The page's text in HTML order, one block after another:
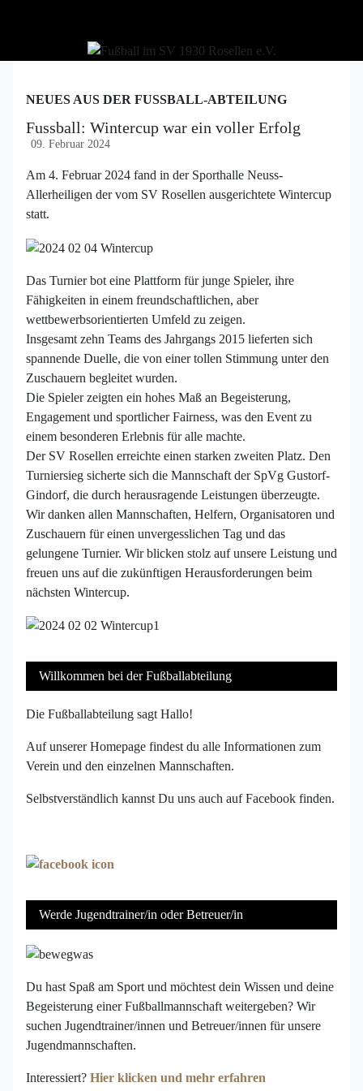
NEUES AUS DER FUSSBALL-ABTEILUNG
Fussball: Wintercup war ein voller Erfolg
09. Februar 2024
Am 4. Februar 2024 fand in der Sporthalle Neuss-
Allerheiligen der vom SV Rosellen ausgerichtete Wintercup
statt.
Das Turnier bot eine Plattform für junge Spieler, ihre
Fähigkeiten in einem freundschaftlichen, aber
wettbewerbsorientierten Umfeld zu zeigen.
Insgesamt zehn Teams des Jahrgangs 2015 lieferten sich
spannende Duelle, die von einer tollen Stimmung unter den
Zuschauern begleitet wurden.
Die Spieler zeigten ein hohes Maß an Begeisterung,
Engagement und sportlicher Fairness, was den Event zu
einem besonderen Erlebnis für alle machte.
Der SV Rosellen erreichte einen starken zweiten Platz. Den
Turniersieg sicherte sich die Mannschaft der SpVg Gustorf-
Gindorf, die durch herausragende Leistungen überzeugte.
Wir danken allen Mannschaften, Helfern, Organisatoren und
Zuschauern für einen unvergesslichen Tag und das
gelungene Turnier. Wir blicken stolz auf unsere Leistung und
freuen uns auf die zukünftigen Herausforderungen beim
nächsten Wintercup.
Willkommen bei der Fußballabteilung
Die Fußballabteilung sagt Hallo!
Auf unserer Homepage findest du alle Informationen zum
Verein und den einzelnen Mannschaften.
Selbstverständlich kannst Du uns auch auf Facebook finden.
Werde Jugendtrainer/in oder Betreuer/in
Du hast Spaß am Sport und möchtest dein Wissen und deine
Begeisterung einer Fußballmannschaft weitergeben? Wir
suchen Jugendtrainer/innen und Betreuer/innen für unsere
Jugendmannschaften.
Interessiert? Hier klicken und mehr erfahren